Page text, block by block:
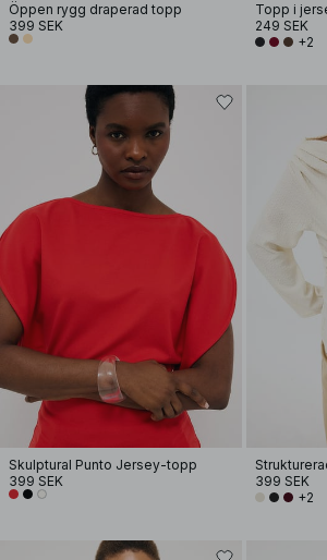
Öppen rygg draperad topp
399 SEK
Topp i
249 SEK
+2
Skulptural Punto Jersey-topp
399 SEK
399 SEK
+2